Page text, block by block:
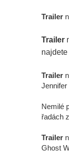
Trailer
Trailer
Trailer
Jennifer
Nemilé
řadách
Trailer
Ghost